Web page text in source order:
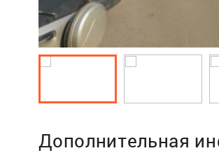
Дополнительная